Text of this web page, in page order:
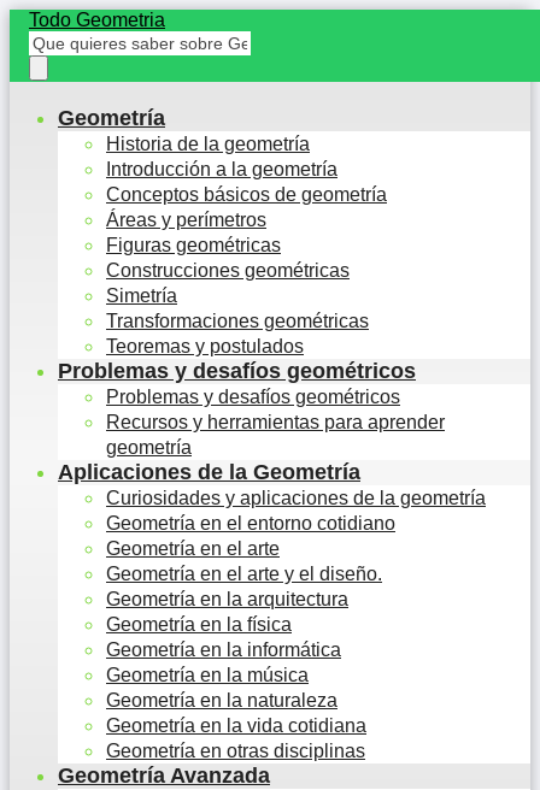
Todo Geometria
Geometría
Historia de la geometría
Introducción a la geometría
Conceptos básicos de geometría
Áreas y perímetros
Figuras geométricas
Construcciones geométricas
Simetría
Transformaciones geométricas
Teoremas y postulados
Problemas y desafíos geométricos
Problemas y desafíos geométricos
Recursos y herramientas para aprender
geometría
Aplicaciones de la Geometría
Curiosidades y aplicaciones de la geometría
Geometría en el entorno cotidiano
Geometría en el arte
Geometría en el arte y el diseño.
Geometría en la arquitectura
Geometría en la física
Geometría en la informática
Geometría en la música
Geometría en la naturaleza
Geometría en la vida cotidiana
Geometría en otras disciplinas
Geometría Avanzada